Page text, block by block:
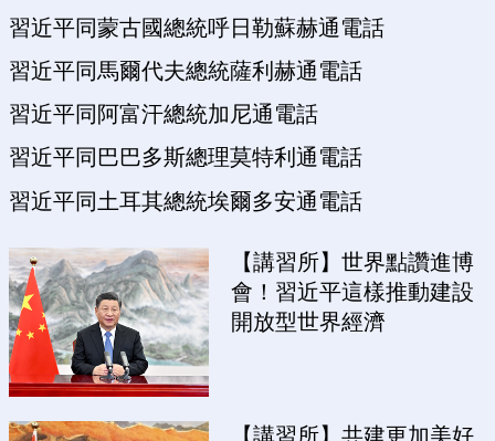
習近平同蒙古國總統呼日勒蘇赫通電話
習近平同馬爾代夫總統薩利赫通電話
習近平同阿富汗總統加尼通電話
習近平同巴巴多斯總理莫特利通電話
習近平同土耳其總統埃爾多安通電話
【講習所】世界點讚進博
會！習近平這樣推動建設
開放型世界經濟
【講習所】共建更加美好